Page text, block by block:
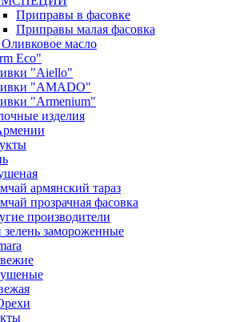
Приправы в фасовке
Приправы малая фасовка
масло
Eco"
"Aiello"
"AMADO"
"Armenium"
изделия
армянский тараз
прозрачная фасовка
производители
замороженные